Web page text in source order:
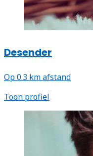
Desender
Op 0.3 km afstand
Toon profiel